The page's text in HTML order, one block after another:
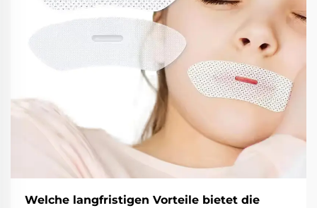
Welche langfristigen Vorteile bietet die